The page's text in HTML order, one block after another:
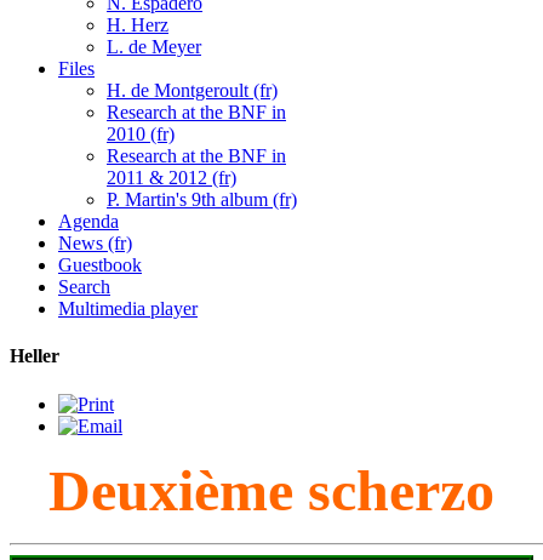
H. Herz
L. de Meyer
Files
H. de Montgeroult (fr)
Research at the BNF in
2010 (fr)
Research at the BNF in
2011 & 2012 (fr)
P. Martin's 9th album (fr)
Agenda
News (fr)
Guestbook
Search
Multimedia player
Heller
Deuxième scherzo